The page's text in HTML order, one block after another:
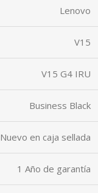
Lenovo
V15
V15 G4 IRU
Business Black
Nuevo en caja sellada
1 Año de garantía